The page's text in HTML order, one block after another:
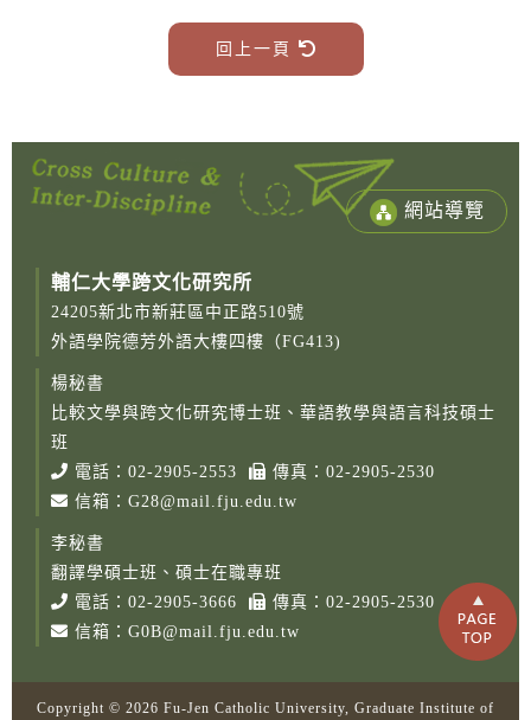
回上一頁
網站導覽
輔仁大學跨文化研究所
24205新北市新莊區中正路510號
外語學院德芳外語大樓四樓（FG413)
楊秘書
比較文學與跨文化研究博士班、華語教學與語言科技碩士
班
電話： 02-2905-2553
傳真：02-2905-2530
信箱： G28@mail.fju.edu.tw
李秘書
翻譯學碩士班、碩士在職專班
電話： 02-2905-3666
傳真：02-2905-2530
信箱： G0B@mail.fju.edu.tw
Copyright © 2026 Fu-Jen Catholic University, Graduate Institute of